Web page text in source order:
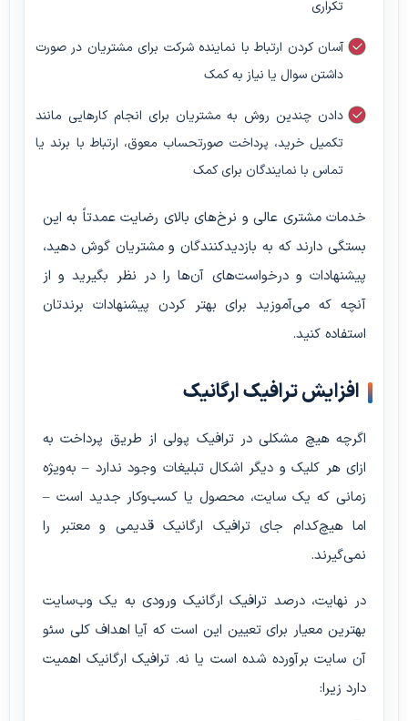
تکراری
آسان کردن ارتباط با نماینده شرکت برای مشتریان در صورت
داشتن سوال یا نیاز به کمک
دادن چندین روش به مشتریان برای انجام کارهایی مانند
تکمیل خرید، پرداخت صورتحساب معوق، ارتباط با برند یا
تماس با نمایندگان برای کمک
خدمات مشتری عالی و نرخ‌های بالای رضایت عمدتاً به این
بستگی دارند که به بازدیدکنندگان و مشتریان گوش دهید،
پیشنهادات و درخواست‌های آن‌ها را در نظر بگیرید و از
آنچه که می‌آموزید برای بهتر کردن پیشنهادات برندتان
استفاده کنید.
افزایش ترافیک ارگانیک
اگرچه هیچ مشکلی در ترافیک پولی از طریق پرداخت به
ازای هر کلیک و دیگر اشکال تبلیغات وجود ندارد – به‌ویژه
زمانی که یک سایت، محصول یا کسب‌وکار جدید است –
اما هیچ‌کدام جای ترافیک ارگانیک قدیمی و معتبر را
نمی‌گیرند.
در نهایت، درصد ترافیک ارگانیک ورودی به یک وب‌سایت
بهترین معیار برای تعیین این است که آیا اهداف کلی سئو
آن سایت برآورده شده است یا نه. ترافیک ارگانیک اهمیت
دارد زیرا: